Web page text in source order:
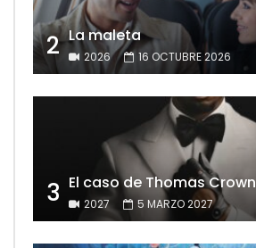
2 La maleta
2026 16 OCTUBRE 2026
3 El caso de Thomas Crown
2027 5 MARZO 2027